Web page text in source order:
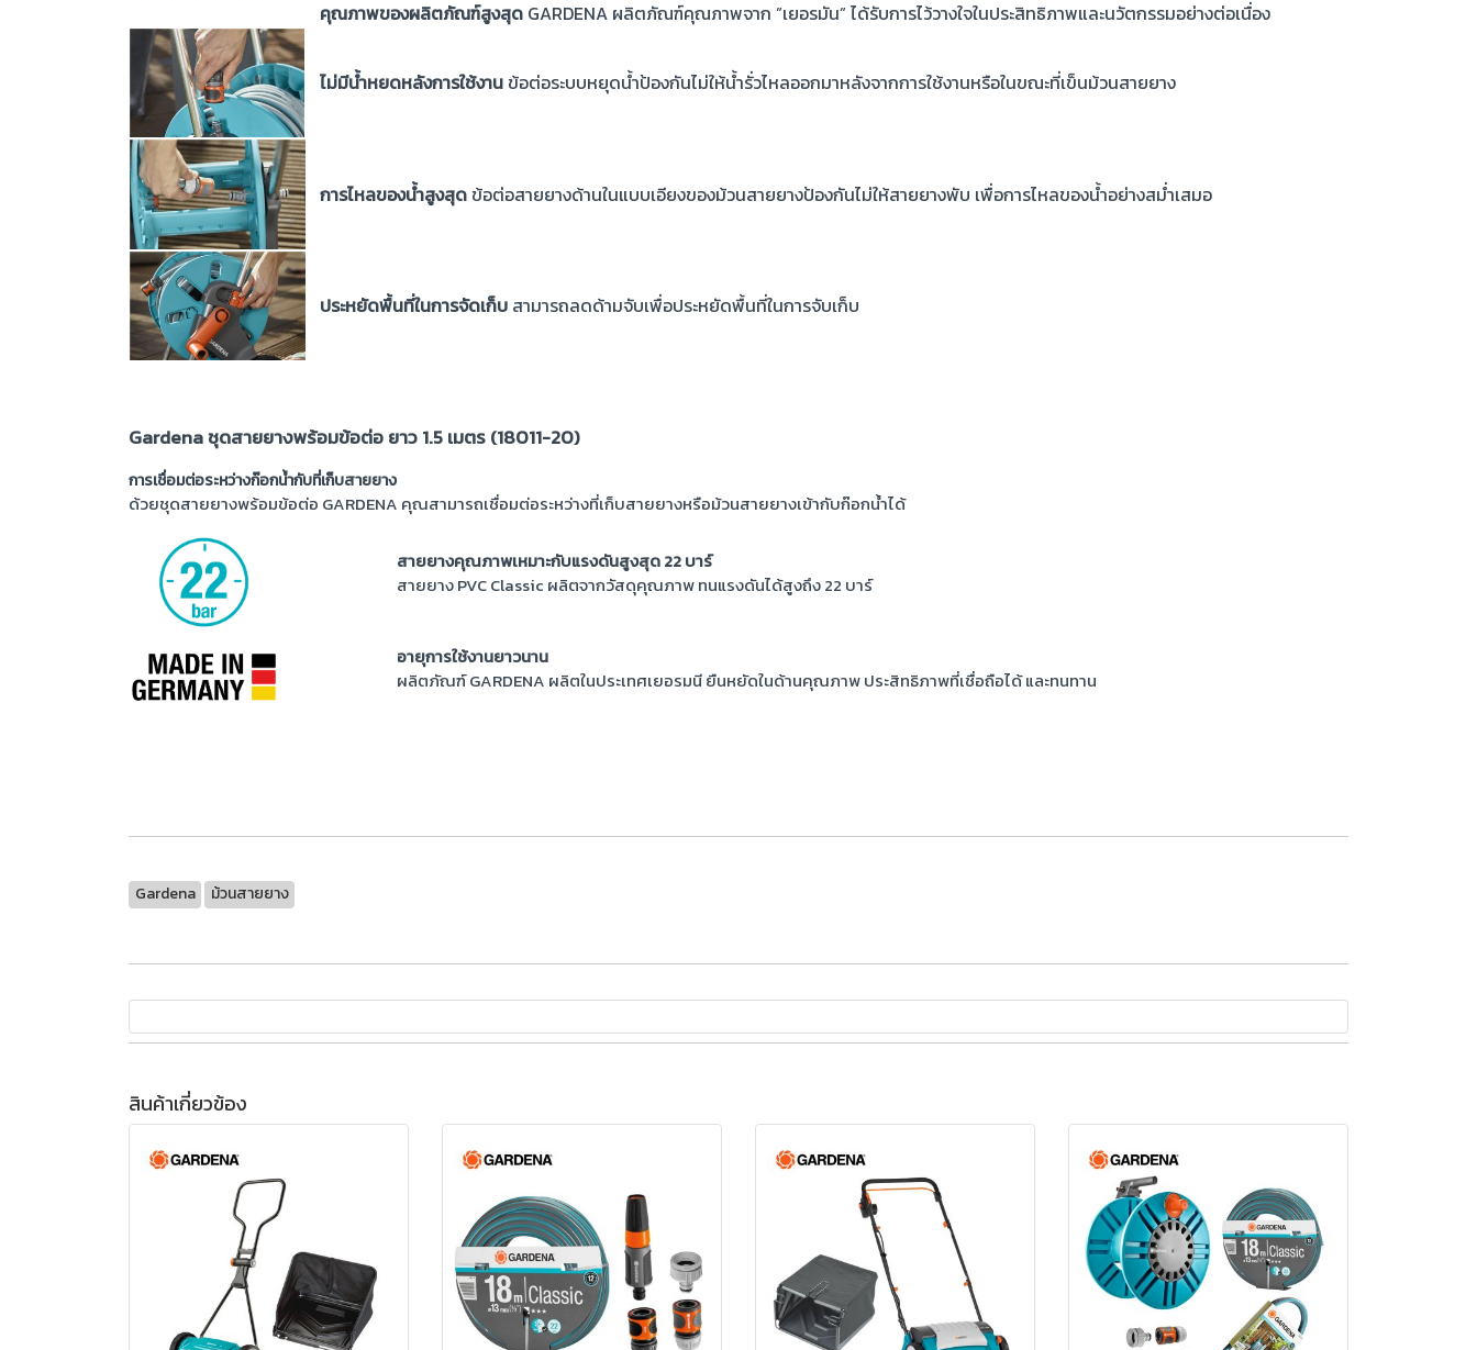
คุณภาพของผลิตภัณฑ์สูงสุด GARDENA ผลิตภัณฑ์คุณภาพจาก ”เยอรมัน” ได้รับการไว้วางใจในประสิทธิภาพและนวัตกรรมอย่างต่อเนื่อง
ไม่มีน้ำหยดหลังการใช้งาน ข้อต่อระบบหยุดน้ำป้องกันไม่ให้น้ำรั่วไหลออกมาหลังจากการใช้งานหรือในขณะที่เข็นม้วนสายยาง
การไหลของน้ำสูงสุด ข้อต่อสายยางด้านในแบบเอียงของม้วนสายยางป้องกันไม่ให้สายยางพับ เพื่อการไหลของน้ำอย่างสม่ำเสมอ
ประหยัดพื้นที่ในการจัดเก็บ สามารถลดด้ามจับเพื่อประหยัดพื้นที่ในการจับเก็บ
Gardena ชุดสายยางพร้อมข้อต่อ ยาว 1.5 เมตร (18011-20)
การเชื่อมต่อระหว่างก๊อกน้ำกับที่เก็บสายยาง
ด้วยชุดสายยางพร้อมข้อต่อ GARDENA คุณสามารถเชื่อมต่อระหว่างที่เก็บสายยางหรือม้วนสายยางเข้ากับก๊อกน้ำได้
สายยางคุณภาพเหมาะกับแรงดันสูงสุด 22 บาร์
สายยาง PVC Classic ผลิตจากวัสดุคุณภาพ ทนแรงดันได้สูงถึง 22 บาร์
อายุการใช้งานยาวนาน
ผลิตภัณฑ์ GARDENA ผลิตในประเทศเยอรมนี ยืนหยัดในด้านคุณภาพ ประสิทธิภาพที่เชื่อถือได้ และทนทาน
Gardena ม้วนสายยาง
สินค้าเกี่ยวข้อง